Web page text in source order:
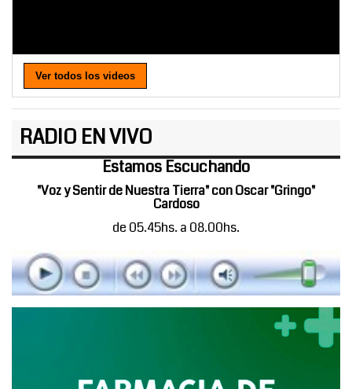
Ver todos los videos
RADIO EN VIVO
Estamos Escuchando
"Voz y Sentir de Nuestra Tierra" con Oscar "Gringo"
Cardoso
de 05.45hs. a 08.00hs.